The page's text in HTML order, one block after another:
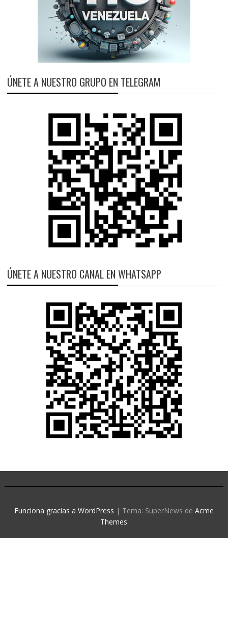
ÚNETE A NUESTRO GRUPO EN TELEGRAM
ÚNETE A NUESTRO CANAL EN WHATSAPP
Funciona gracias a WordPress | Tema: SuperNews de Acme
Themes